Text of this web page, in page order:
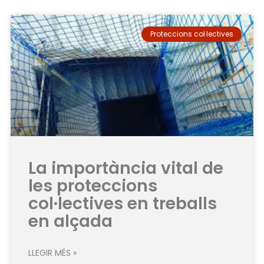
Proteccions col·lectives
La importància vital de
les proteccions
col·lectives en treballs
en alçada
LLEGIR MÉS »